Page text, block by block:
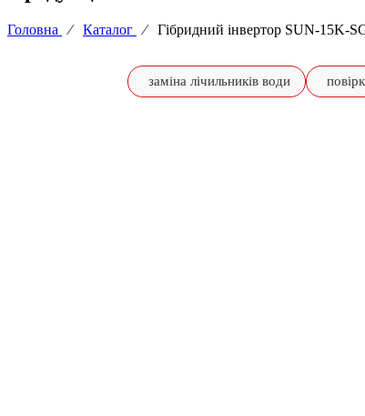
Головна ⁄ Каталог ⁄ Гібридний інвертор SUN-15K-
заміна лічильників води